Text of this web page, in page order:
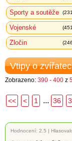
Sporty a soutěže
Vojenské
Zločin
Vtipy o
Zobrazeno: 390 - 400 z
<< < 1 ... 36
Hodnocení: 2.5 |